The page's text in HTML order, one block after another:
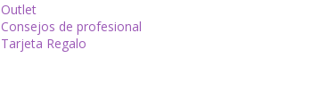
Outlet
Consejos de profesional
Tarjeta Regalo